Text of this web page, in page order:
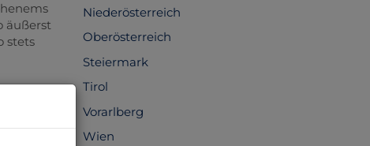
äußerst
stets
Niederösterreich
Oberösterreich
Steiermark
Tirol
Vorarlberg
Wien